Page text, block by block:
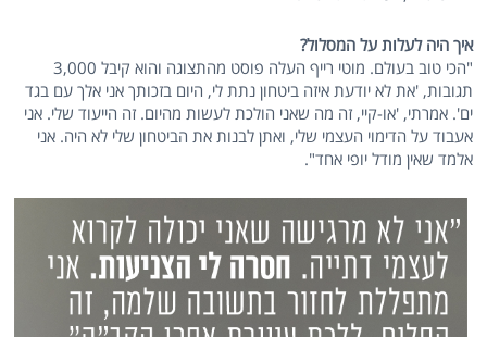
איך היה לעלות על המסלול?
"הכי טוב בעולם. מוטי רייף העלה פוסט מהתצוגה והוא קיבל 3,000
תגובות, 'את לא יודעת איזה ביטחון נתת לי, היום בזכותך אני אלך עם בגד
ים'. אמרתי, 'או-קיי, זה מה שאני הולכת לעשות מהיום. זה הייעוד שלי. אני
אעבוד על הדימוי העצמי שלי, ואתן לבנות את הביטחון שלי לא היה. אני
אלמד שאין מודל יופי אחד".